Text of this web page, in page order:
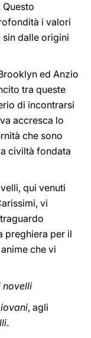
i valori
sin dalle origini
ed Anzio
tra queste
di incontrarsi
accresca lo
che sono
civiltà fondata
qui venuti
vi
preghiera per il
che vi
novelli
, agli
.